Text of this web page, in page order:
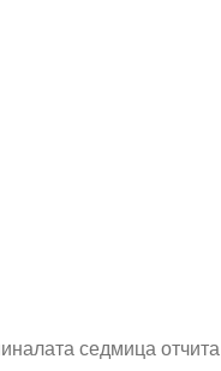
седмица отчита